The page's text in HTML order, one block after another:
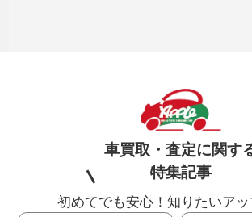
車買取・査定に関す
特集記事
初めてでも安心！知りたいア